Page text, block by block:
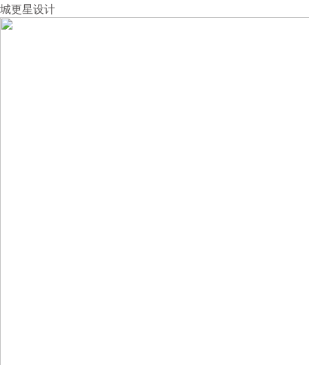
城更星设计